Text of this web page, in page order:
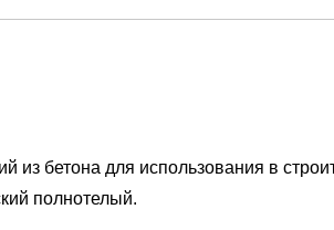
из бетона для использования в
полнотелый.